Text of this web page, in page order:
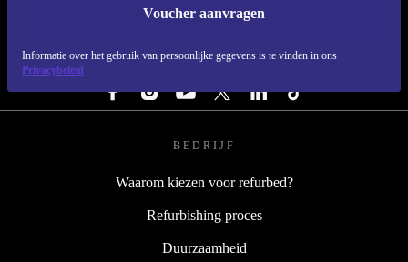
Voucher aanvragen
Informatie over het gebruik van persoonlijke gegevens is te vinden in ons
Privacybeleid
REFURBED NEDERLAND - RETHINK NEW.
VOLG ONS
BEDRIJF
Waarom kiezen voor refurbed?
Refurbishing proces
Duurzaamheid